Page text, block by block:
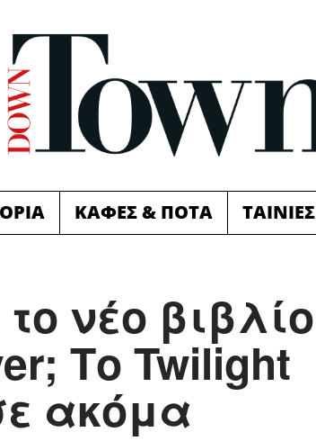
ΚΑΦΕΣ & ΠΟΤΑ ΤΑΙΝΙΕΣ
νέο βιβλίο
Το Twilight
ακόμα